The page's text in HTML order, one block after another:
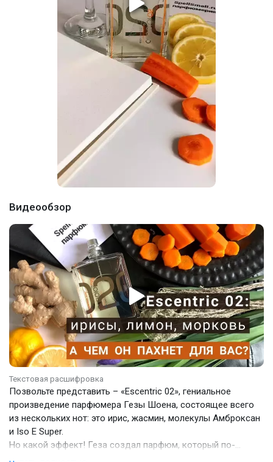
Видеообзор
Текстовая расшифровка
Позвольте представить – «Escentric 02», гениальное
произведение парфюмера Гезы Шоена, состоящее всего
из нескольких нот: это ирис, жасмин, молекулы Амброксан
и Iso E Super.
Но какой эффект! Геза создал парфюм, который по-
разному раскрывается на коже каждого человека, в